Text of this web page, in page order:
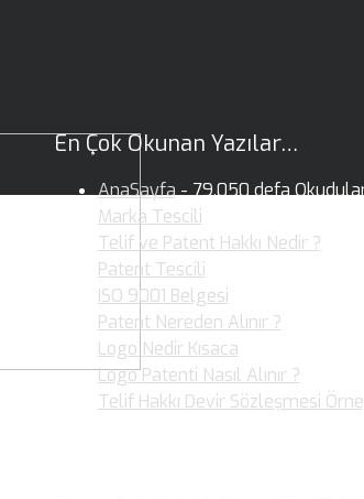
En Çok Okunan Yazılar…
AnaSayfa- 79.050 defa
Marka Tescili
Telif ve Patent Hakkı Nedir ?
Patent Tescili
ISO 9001 Belgesi
Patent Nereden Alınır ?
Logo Nedir Kısaca
Logo Patenti Nasıl Alınır ?
Telif Hakkı Devir Sözleşmesi